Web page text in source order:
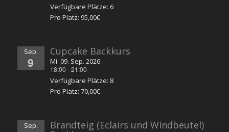
Verfügbare Plätze: 6
Pro Platz: 95,00€
Sep.
9
Cupcake Backkurs
Mi. 09. Sep. 2026
18:00 -21:00
Verfügbare Plätze: 8
Pro Platz: 70,00€
Sep. Brandteig (Eclairs und Windbeutel)